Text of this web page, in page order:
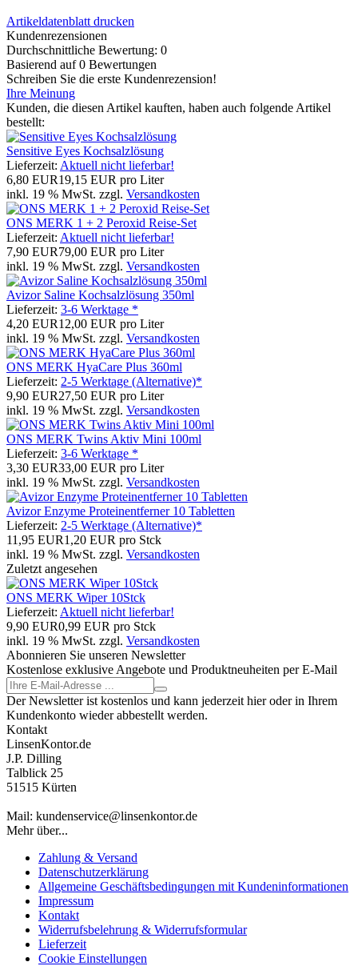
Artikeldatenblatt drucken
Kundenrezensionen
Durchschnittliche Bewertung: 0
Basierend auf 0 Bewertungen
Schreiben Sie die erste Kundenrezension!
Ihre Meinung
Kunden, die diesen Artikel kauften, haben auch folgende Artikel
bestellt:
Sensitive Eyes Kochsalzlösung
Lieferzeit: Aktuell nicht lieferbar!
6,80 EUR19,15 EUR pro Liter
inkl. 19 % MwSt. zzgl. Versandkosten
ONS MERK 1 + 2 Peroxid Reise-Set
Lieferzeit: Aktuell nicht lieferbar!
7,90 EUR79,00 EUR pro Liter
inkl. 19 % MwSt. zzgl. Versandkosten
Avizor Saline Kochsalzlösung 350ml
Lieferzeit: 3-6 Werktage *
4,20 EUR12,00 EUR pro Liter
inkl. 19 % MwSt. zzgl. Versandkosten
ONS MERK HyaCare Plus 360ml
Lieferzeit: 2-5 Werktage (Alternative)*
9,90 EUR27,50 EUR pro Liter
inkl. 19 % MwSt. zzgl. Versandkosten
ONS MERK Twins Aktiv Mini 100ml
Lieferzeit: 3-6 Werktage *
3,30 EUR33,00 EUR pro Liter
inkl. 19 % MwSt. zzgl. Versandkosten
Avizor Enzyme Proteinentferner 10 Tabletten
Lieferzeit: 2-5 Werktage (Alternative)*
11,95 EUR1,20 EUR pro Stck
inkl. 19 % MwSt. zzgl. Versandkosten
Zuletzt angesehen
ONS MERK Wiper 10Stck
Lieferzeit: Aktuell nicht lieferbar!
9,90 EUR0,99 EUR pro Stck
inkl. 19 % MwSt. zzgl. Versandkosten
Abonnieren Sie unseren Newsletter
Kostenlose exklusive Angebote und Produktneuheiten per E-Mail
Der Newsletter ist kostenlos und kann jederzeit hier oder in Ihrem
Kundenkonto wieder abbestellt werden.
Kontakt
LinsenKontor.de
J.P. Dilling
Talblick 25
51515 Kürten
Mail: kundenservice@linsenkontor.de
Mehr über...
Zahlung & Versand
Datenschutzerklärung
Allgemeine Geschäftsbedingungen mit Kundeninformationen
Impressum
Kontakt
Widerrufsbelehrung & Widerrufsformular
Lieferzeit
Cookie Einstellungen